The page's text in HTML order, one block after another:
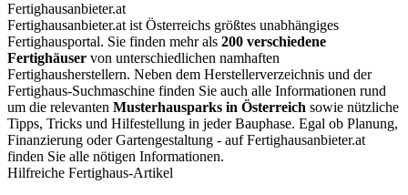
Fertighausanbieter.at
Fertighausanbieter.at ist Österreichs größtes unabhängiges
Fertighausportal. Sie finden mehr als 200 verschiedene
Fertighäuser von unterschiedlichen namhaften
Fertighausherstellern. Neben dem Herstellerverzeichnis und der
Fertighaus-Suchmaschine finden Sie auch alle Informationen rund
um die relevanten Musterhausparks in Österreich sowie nützliche
Tipps, Tricks und Hilfestellung in jeder Bauphase. Egal ob Planung,
Finanzierung oder Gartengestaltung - auf Fertighausanbieter.at
finden Sie alle nötigen Informationen.
Hilfreiche Fertighaus-Artikel